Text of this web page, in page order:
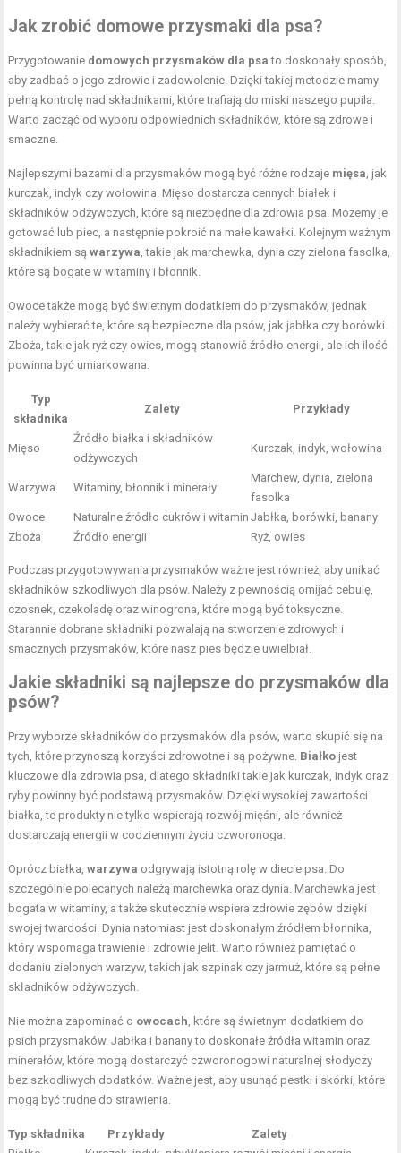
Jak zrobić domowe przysmaki dla psa?
Przygotowanie domowych przysmaków dla psa to doskonały sposób,
aby zadbać o jego zdrowie i zadowolenie. Dzięki takiej metodzie mamy
pełną kontrolę nad składnikami, które trafiają do miski naszego pupila.
Warto zacząć od wyboru odpowiednich składników, które są zdrowe i
smaczne.
Najlepszymi bazami dla przysmaków mogą być różne rodzaje mięsa, jak
kurczak, indyk czy wołowina. Mięso dostarcza cennych białek i
składników odżywczych, które są niezbędne dla zdrowia psa. Możemy je
gotować lub piec, a następnie pokroić na małe kawałki. Kolejnym ważnym
składnikiem sąwarzywa, takie jak marchewka, dynia czy zielona fasolka,
które są bogate w witaminy i błonnik.
Owoce także mogą być świetnym dodatkiem do przysmaków, jednak
należy wybierać te, które są bezpieczne dla psów, jak jabłka czy borówki.
Zboża, takie jak ryż czy owies, mogą stanowić źródło energii, ale ich ilość
powinna być umiarkowana.
Typ
składnika
Zalety Przykłady
Mięso
Źródło białka i składników
odżywczych
Kurczak, indyk, wołowina
Warzywa Witaminy, błonnik i minerały
Marchew, dynia, zielona
fasolka
Owoce
Naturalne źródło cukrów i witamin Jabłka, borówki, banany
Zboża
Źródło energii Ryż, owies
Podczas przygotowywania przysmaków ważne jest również, aby unikać
składników szkodliwych dla psów. Należy z pewnością omijać cebulę,
czosnek, czekoladę oraz winogrona, które mogą być toksyczne.
Starannie dobrane składniki pozwalają na stworzenie zdrowych i
smacznych przysmaków, które nasz pies będzie uwielbiał.
Jakie składniki są najlepsze do przysmaków dla
psów?
Przy wyborze składników do przysmaków dla psów, warto skupić się na
tych, które przynoszą korzyści zdrowotne i są pożywne. Białko jest
kluczowe dla zdrowia psa, dlatego składniki takie jak kurczak, indyk oraz
ryby powinny być podstawą przysmaków. Dzięki wysokiej zawartości
białka, te produkty nie tylko wspierają rozwój mięśni, ale również
dostarczają energii w codziennym życiu czworonoga.
Oprócz białka,warzywa odgrywają istotną rolę w diecie psa. Do
szczególnie polecanych należą marchewka oraz dynia. Marchewka jest
bogata w witaminy, a także skutecznie wspiera zdrowie zębów dzięki
swojej twardości. Dynia natomiast jest doskonałym źródłem błonnika,
który wspomaga trawienie i zdrowie jelit. Warto również pamiętać o
dodaniu zielonych warzyw, takich jak szpinak czy jarmuż, które są pełne
składników odżywczych.
Nie można zapominać o owocach, które są świetnym dodatkiem do
psich przysmaków. Jabłka i banany to doskonałe źródła witamin oraz
minerałów, które mogą dostarczyć czworonogowi naturalnej słodyczy
bez szkodliwych dodatków. Ważne jest, aby usunąć pestki i skórki, które
mogą być trudne do strawienia.
Typ składnika Przykłady
Zalety